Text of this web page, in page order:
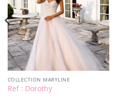
COLLECTION MARYLINE
Ref : Dorothy